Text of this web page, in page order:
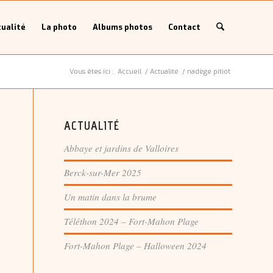
La photo Albums photos Contact
Vous êtes ici : Accueil / Actualité / nadège pitiot
ACTUALITÉ
Abbaye et jardins de Valloires
Berck-sur-Mer 2025
Un matin dans la brume
Téléthon 2024 – Fort-Mahon Plage
Fort-Mahon Plage – Halloween 2024